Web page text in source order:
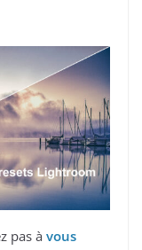
pas à vous